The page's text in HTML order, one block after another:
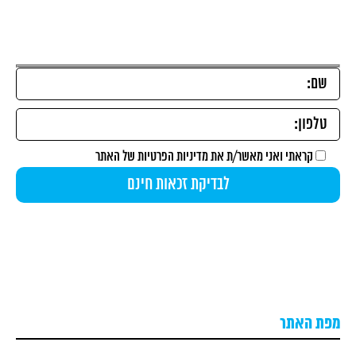
קראתי ואני מאשר/ת אתמדיניות הפרטיות של האתר
מפת האתר